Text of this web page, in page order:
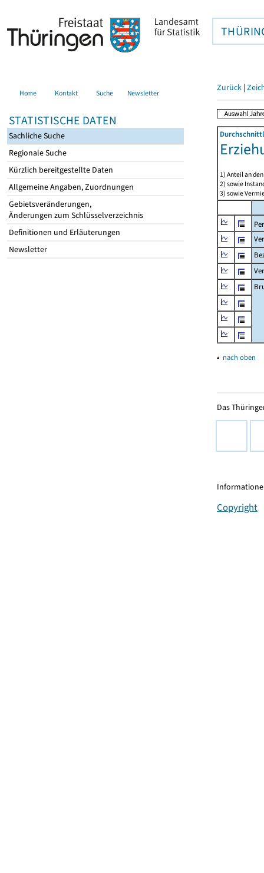
Home Kontakt Suche Newsletter
STATISTISCHE DATEN
Sachliche Suche
Regionale Suche
Kürzlich bereitgestellte Daten
Allgemeine Angaben, Zuordnungen
Gebietsveränderungen,
Änderungen zum Schlüsselverzeichnis
Definitionen und Erläuterungen
Newsletter
Zurück |
1) Anteil an
2) sowie
3) sowie
▴ nach oben
Das
Copyright